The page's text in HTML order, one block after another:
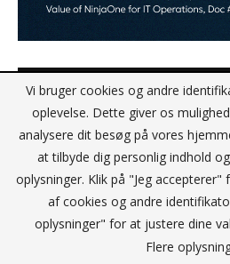
EFTER ARBEJDE
Vi bruger cookies og andre
oplevelse. Dette giver os
analysere dit besøg på vores
at tilbyde dig personlig indhold
oplysninger. Klik på "Jeg
af cookies og andre
oplysninger" for at justere dine
Flere